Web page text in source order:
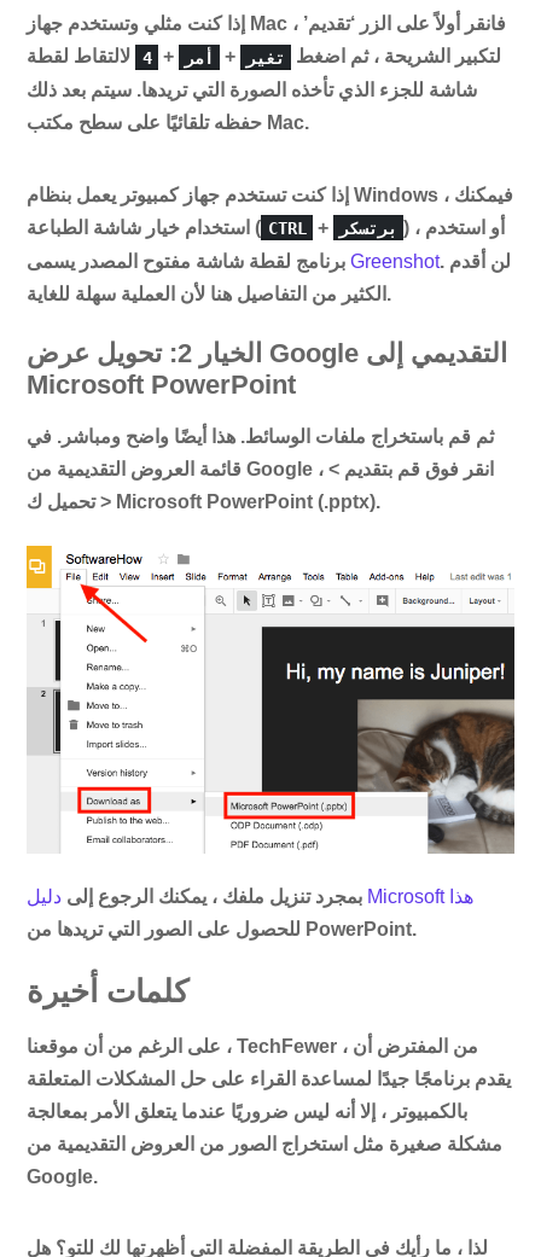
إذا كنت مثلي وتستخدم جهاز Mac ، فانقر أولاً على الزر ‘تقديم’
لتكبير الشريحة ، ثم اضغط
تغير + أمر +
4
لالتقاط لقطة
شاشة للجزء الذي تأخذه الصورة التي تريدها. سيتم بعد ذلك
حفظه تلقائيًا على سطح مكتب Mac.
إذا كنت تستخدم جهاز كمبيوتر يعمل بنظام Windows ، فيمكنك
استخدام خيار شاشة الطباعة ( CTRL + برتسكر ) ، أو استخدم
برنامج لقطة شاشة مفتوح المصدر يسمىGreenshot. لن أقدم
الكثير من التفاصيل هنا لأن العملية سهلة للغاية.
الخيار 2: تحويل عرض Google التقديمي إلى
Microsoft PowerPoint
ثم قم باستخراج ملفات الوسائط. هذا أيضًا واضح ومباشر. في
قائمة العروض التقديمية من Google ، انقر فوق قم بتقديم >
تحميل ك> Microsoft PowerPoint (.pptx).
بمجرد تنزيل ملفك ، يمكنك الرجوع إلى
دليل Microsoft هذا
للحصول على الصور التي تريدها من PowerPoint.
كلمات أخيرة
على الرغم من أن موقعنا ، TechFewer ، من المفترض أن
يقدم برنامجًا جيدًا لمساعدة القراء على حل المشكلات المتعلقة
بالكمبيوتر ، إلا أنه ليس ضروريًا عندما يتعلق الأمر بمعالجة
مشكلة صغيرة مثل استخراج الصور من العروض التقديمية من
Google.
لذا ، ما رأيك في الطريقة المفضلة التي أظهرتها لك للتو؟ هل